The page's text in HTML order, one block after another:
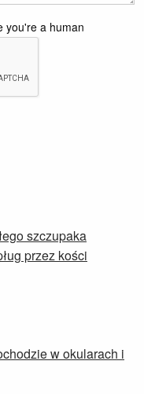
you're a human
szczupaka
przez kości
w okularach i